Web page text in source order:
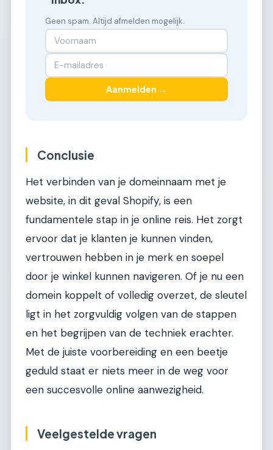
Geen spam. Altijd afmelden mogelijk.
Aanmelden →
Conclusie
Het verbinden van je domeinnaam met je
website, in dit geval Shopify, is een
fundamentele stap in je online reis. Het zorgt
ervoor dat je klanten je kunnen vinden,
vertrouwen hebben in je merk en soepel
door je winkel kunnen navigeren. Of je nu een
domein koppelt of volledig overzet, de sleutel
ligt in het zorgvuldig volgen van de stappen
en het begrijpen van de techniek erachter.
Met de juiste voorbereiding en een beetje
geduld staat er niets meer in de weg voor
een succesvolle online aanwezigheid.
Veelgestelde vragen